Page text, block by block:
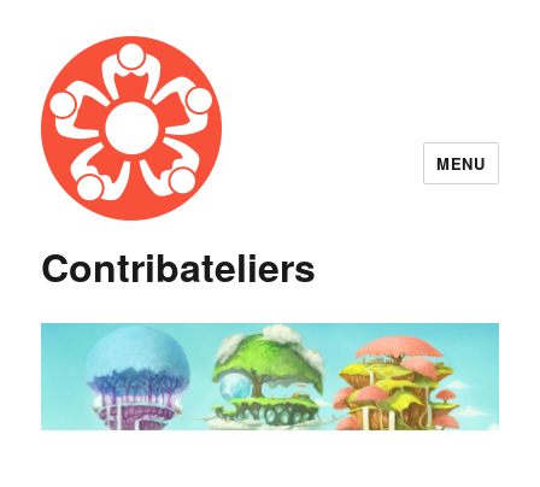
Contribateliers
MENU